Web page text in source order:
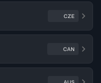
CZE
CAN